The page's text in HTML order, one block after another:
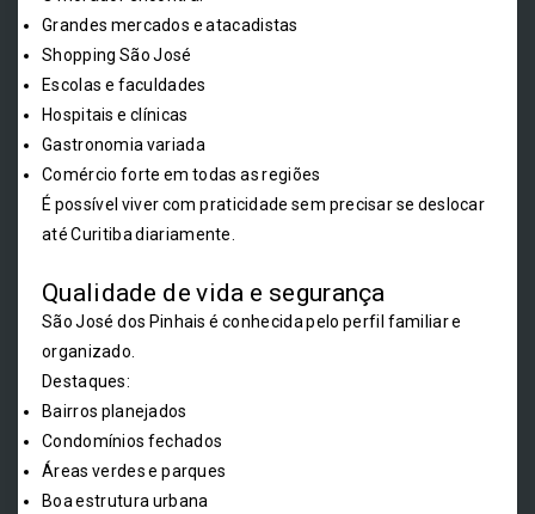
Grandes mercados e atacadistas
Shopping São José
Escolas e faculdades
Hospitais e clínicas
Gastronomia variada
Comércio forte em todas as regiões
É possível viver com praticidade sem precisar se deslocar
até Curitiba diariamente.
Qualidade de vida e segurança
São José dos Pinhais é conhecida pelo perfil familiar e
organizado.
Destaques:
Bairros planejados
Condomínios fechados
Áreas verdes e parques
Boa estrutura urbana